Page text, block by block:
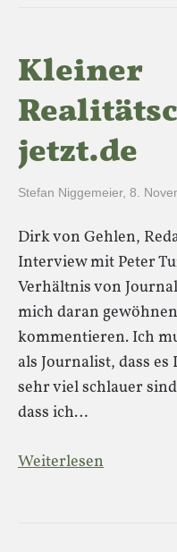
Kleiner
jetzt.de
Stefan Niggemeier, 8.
Dirk von Gehlen,
Interview mit Peter
Verhältnis von
mich daran
kommentieren. Ich
als Journalist, dass
sehr viel schlauer
dass ich…
Weiterlesen